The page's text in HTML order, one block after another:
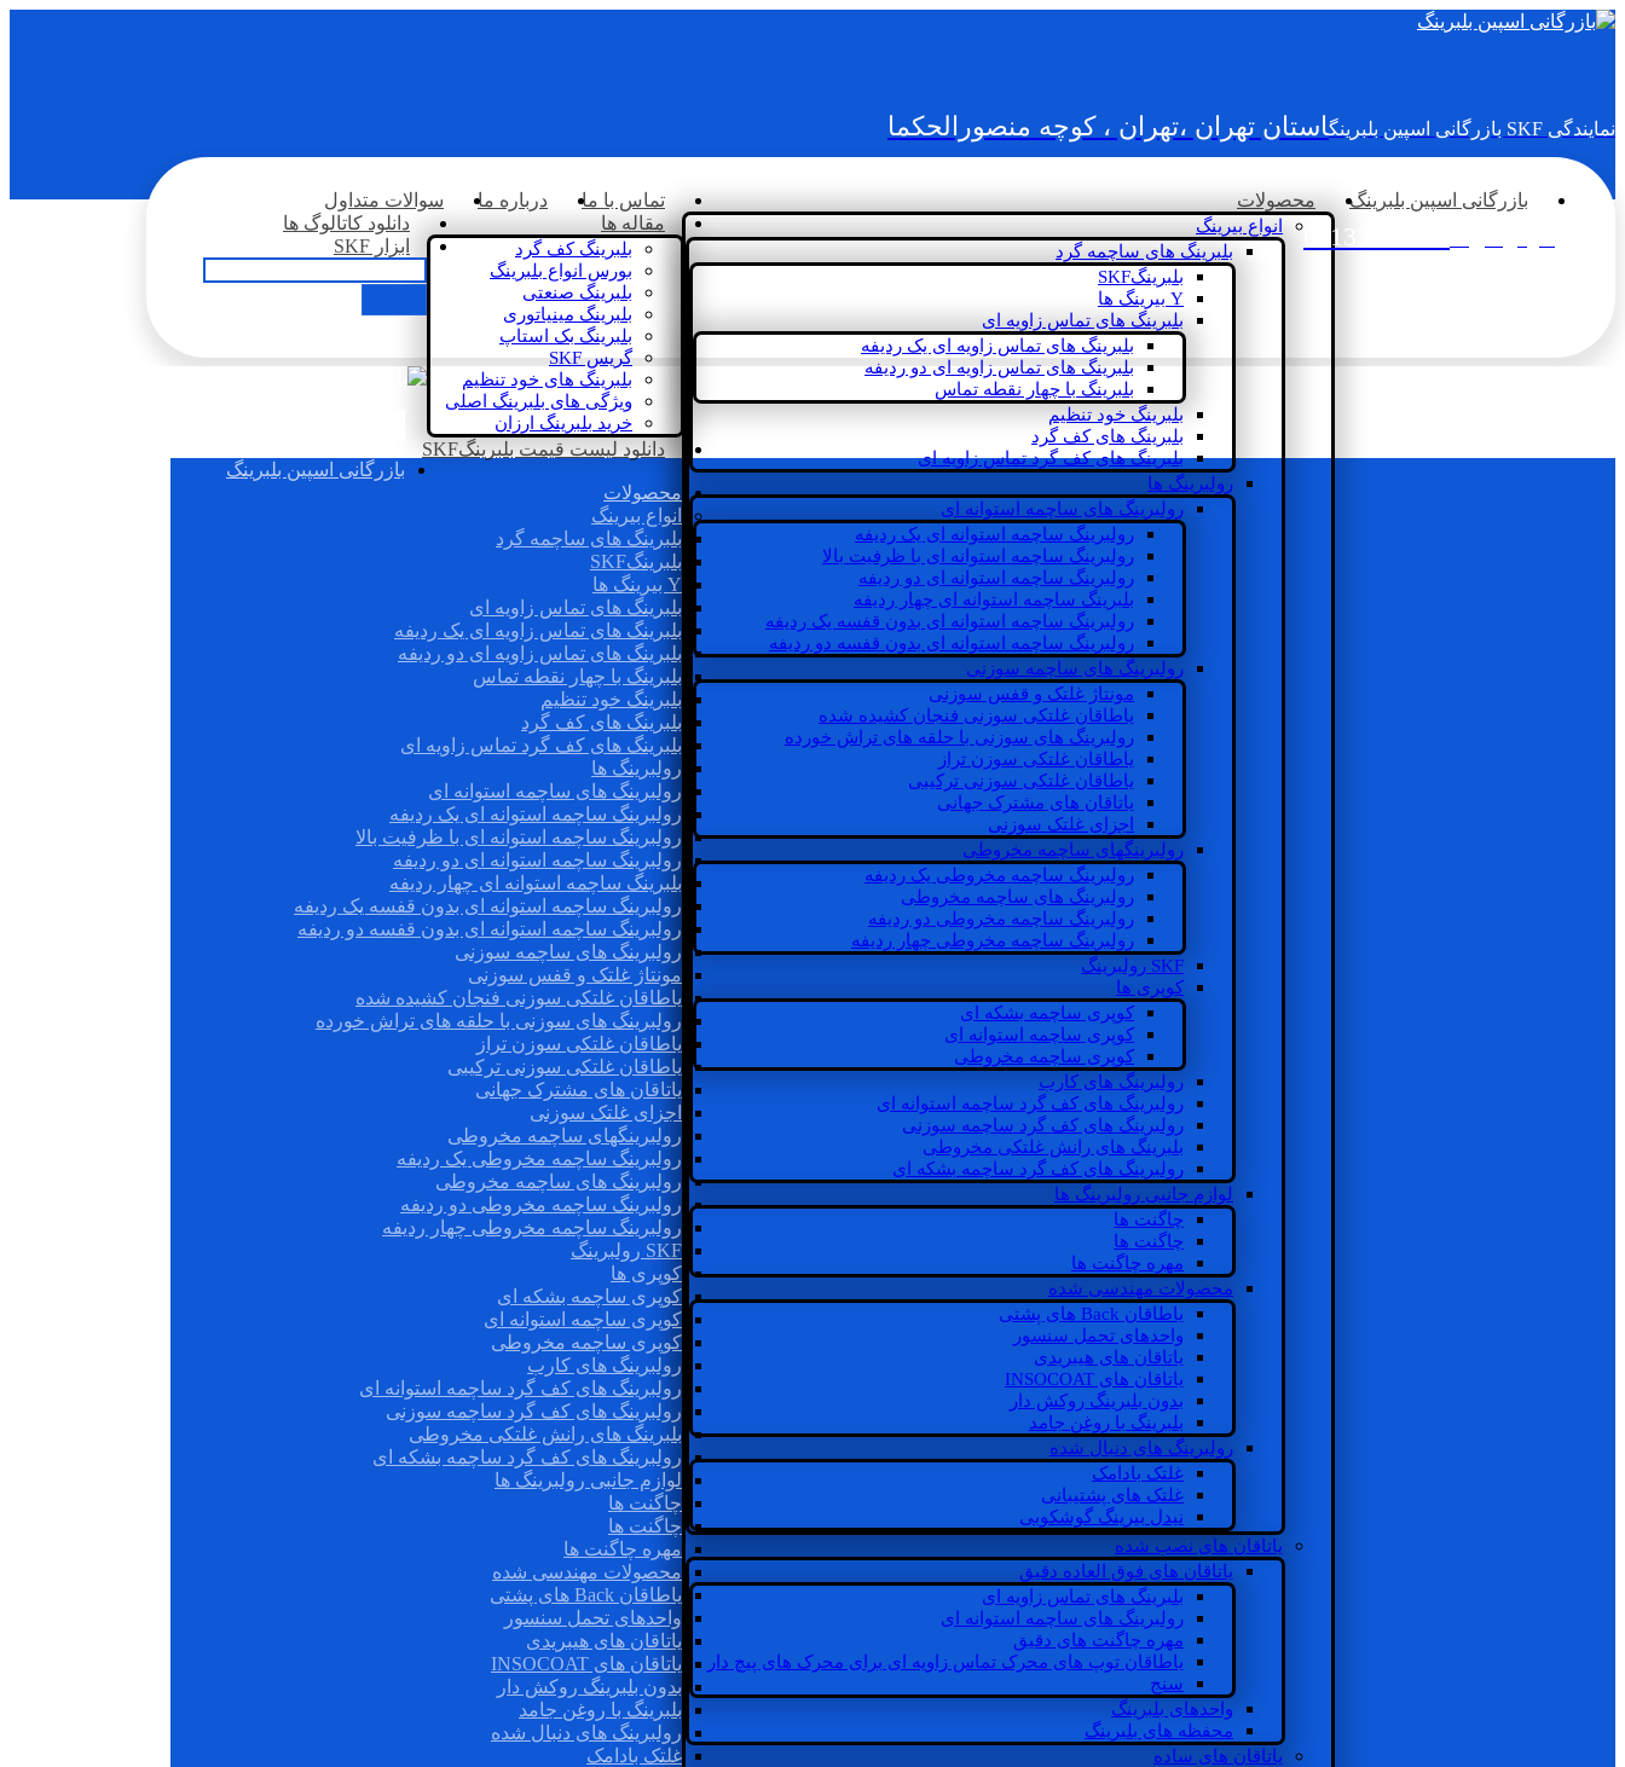
نمایندگی SKF بازرگانی اسپین بلبرینگ استان تهران ،تهران ، کوچه منصورالحکما
02133936833
بازرگانی اسپین بلبرینگ محصولات
انواع بیرینگ
بلبرینگ های ساچمه گرد
بلبرینگSKF
Y بیرینگ ها
بلبرینگ های تماس زاویه ای
بلبرینگ های تماس زاویه ای یک ردیفه
بلبرینگ های تماس زاویه ای دو ردیفه
بلبرینگ با چهار نقطه تماس
بلبرینگ خود تنظیم
بلبرینگ های کف گرد
بلبرینگ های کف گرد تماس زاویه ای
رولبرینگ ها
رولبرینگ های ساچمه استوانه ای
رولبرینگ ساچمه استوانه ای یک ردیفه
رولبرینگ ساچمه استوانه ای با ظرفیت بالا
رولبرینگ ساچمه استوانه ای دو ردیفه
بلبرینگ ساچمه استوانه ای چهار ردیفه
رولبرینگ ساچمه استوانه ای بدون قفسه یک ردیفه
رولبرینگ ساچمه استوانه ای بدون قفسه دو ردیفه
رولبرینگ های ساچمه سوزنی
مونتاژ غلتک و قفس سوزنی
یاطاقان غلتکی سوزنی فنجان کشیده شده
رولبرینگ های سوزنی با حلقه های تراش خورده
یاطاقان غلتکی سوزن تراز
یاطاقان غلتکی سوزنی ترکیبی
یاتاقان های مشترک جهانی
اجزای غلتک سوزنی
رولبرینگهای ساچمه مخروطی
رولبرینگ ساچمه مخروطی یک ردیفه
رولبرینگ های ساچمه مخروطی
رولبرینگ ساچمه مخروطی دو ردیفه
رولبرینگ ساچمه مخروطی چهار ردیفه
SKF رولبرینگ
کوپری ها
کوپری ساچمه بشکه ای
کوپری ساچمه استوانه ای
کوپری ساچمه مخروطی
رولبرینگ های کارب
رولبرینگ های کف گرد ساچمه استوانه ای
رولبرینگ های کف گرد ساچمه سوزنی
بلبرینگ های رانش غلتکی مخروطی
رولبرینگ های کف گرد ساچمه بشکه ای
لوازم جانبی رولبرینگ ها
چاگنت ها
چاگنت ها
مهره چاگنت ها
محصولات مهندسی شده
یاطاقان Back های پشتی
واحدهای تحمل سنسور
یاتاقان های هیبریدی
یاتاقان های INSOCOAT
بدون بلبرینگ روکش دار
بلبرینگ با روغن جامد
رولبرینگ های دنبال شده
غلتک بادامک
غلتک های پشتیبانی
نیدل بیرینگ گوشکوبی
یاتاقان های نصب شده
یاتاقان های فوق العاده دقیق
بلبرینگ های تماس زاویه ای
رولبرینگ های ساچمه استوانه ای
مهره چاگنت های دقیق
یاطاقان توپ های محرک تماس زاویه ای برای محرک های پیچ دار
سنج
واحدهای بلبرینگ
محفظه های بلبرینگ
یاتاقان های ساده
تماس با ما درباره ما
سوالات متداول
مقاله ها
بلبرینگ کف گرد
بورس انواع بلبرینگ
بلبرینگ صنعتی
بلبرینگ مینیاتوری
بلبرینگ بک استاپ
گریس SKF
بلبرینگ های خود تنظیم
ویژگی های بلبرینگ اصلی
خرید بلبرینگ ارزان
دانلود کاتالوگ ها
ابزار SKF
دانلود لیست قیمت بلبرینگSKF
بازرگانی اسپین بلبرینگ
محصولات
انواع بیرینگ
بلبرینگ های ساچمه گرد
بلبرینگSKF
Y بیرینگ ها
بلبرینگ های تماس زاویه ای
بلبرینگ های تماس زاویه ای یک ردیفه
بلبرینگ های تماس زاویه ای دو ردیفه
بلبرینگ با چهار نقطه تماس
بلبرینگ خود تنظیم
بلبرینگ های کف گرد
بلبرینگ های کف گرد تماس زاویه ای
رولبرینگ ها
رولبرینگ های ساچمه استوانه ای
رولبرینگ ساچمه استوانه ای یک ردیفه
رولبرینگ ساچمه استوانه ای با ظرفیت بالا
رولبرینگ ساچمه استوانه ای دو ردیفه
بلبرینگ ساچمه استوانه ای چهار ردیفه
رولبرینگ ساچمه استوانه ای بدون قفسه یک ردیفه
رولبرینگ ساچمه استوانه ای بدون قفسه دو ردیفه
رولبرینگ های ساچمه سوزنی
مونتاژ غلتک و قفس سوزنی
یاطاقان غلتکی سوزنی فنجان کشیده شده
رولبرینگ های سوزنی با حلقه های تراش خورده
یاطاقان غلتکی سوزن تراز
یاطاقان غلتکی سوزنی ترکیبی
یاتاقان های مشترک جهانی
اجزای غلتک سوزنی
رولبرینگهای ساچمه مخروطی
رولبرینگ ساچمه مخروطی یک ردیفه
رولبرینگ های ساچمه مخروطی
رولبرینگ ساچمه مخروطی دو ردیفه
رولبرینگ ساچمه مخروطی چهار ردیفه
SKF رولبرینگ
کوپری ها
کوپری ساچمه بشکه ای
کوپری ساچمه استوانه ای
کوپری ساچمه مخروطی
رولبرینگ های کارب
رولبرینگ های کف گرد ساچمه استوانه ای
رولبرینگ های کف گرد ساچمه سوزنی
بلبرینگ های رانش غلتکی مخروطی
رولبرینگ های کف گرد ساچمه بشکه ای
لوازم جانبی رولبرینگ ها
چاگنت ها
چاگنت ها
مهره چاگنت ها
محصولات مهندسی شده
یاطاقان Back های پشتی
واحدهای تحمل سنسور
یاتاقان های هیبریدی
یاتاقان های INSOCOAT
بدون بلبرینگ روکش دار
بلبرینگ با روغن جامد
رولبرینگ های دنبال شده
غلتک بادامک